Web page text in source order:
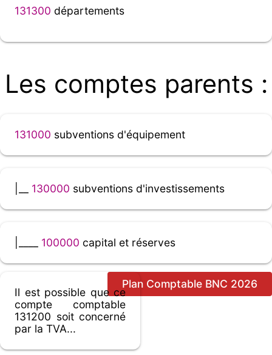
131300 départements
Les comptes parents :
131000 subventions d'équipement
130000 subventions d'investissements
100000 capital et réserves
Plan Comptable BNC 2026
Il est possible que ce
compte comptable
131200 soit concerné
par la TVA...